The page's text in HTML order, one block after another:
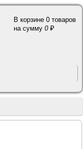
В корзине 0 товаров
на сумму 0